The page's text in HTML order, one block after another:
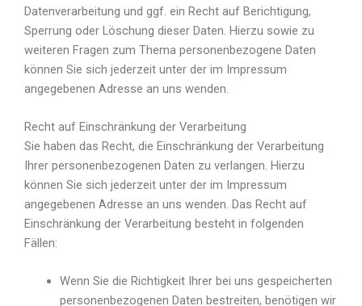
Datenverarbeitung und ggf. ein Recht auf Berichtigung,
Sperrung oder Löschung dieser Daten. Hierzu sowie zu
weiteren Fragen zum Thema personenbezogene Daten
können Sie sich jederzeit unter der im Impressum
angegebenen Adresse an uns wenden.
Recht auf Einschränkung der Verarbeitung
Sie haben das Recht, die Einschränkung der Verarbeitung
Ihrer personenbezogenen Daten zu verlangen. Hierzu
können Sie sich jederzeit unter der im Impressum
angegebenen Adresse an uns wenden. Das Recht auf
Einschränkung der Verarbeitung besteht in folgenden
Fällen:
Wenn Sie die Richtigkeit Ihrer bei uns gespeicherten
personenbezogenen Daten bestreiten, benötigen wir